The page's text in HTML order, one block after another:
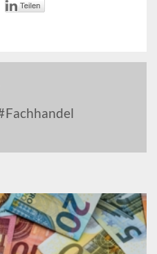
Fachhandel